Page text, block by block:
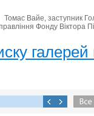
Томас Вайе, заступник
Фонду Віктора
галерей